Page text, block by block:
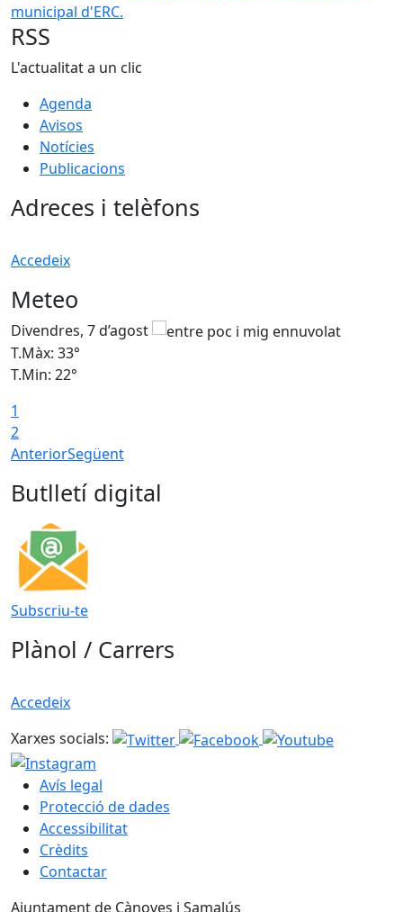
municipal d'ERC.
RSS
L'actualitat a un clic
Agenda
Avisos
Notícies
Publicacions
Adreces i telèfons
Accedeix
Meteo
Divendres, 7 d’agost
T.Màx: 33°
T.Min: 22°
1
2
AnteriorSegüent
Butlletí digital
Subscriu-te
Plànol / Carrers
Accedeix
Xarxes socials:
Avís legal
Protecció de dades
Accessibilitat
Crèdits
Contactar
Ajuntament de Cànoves i Samalús